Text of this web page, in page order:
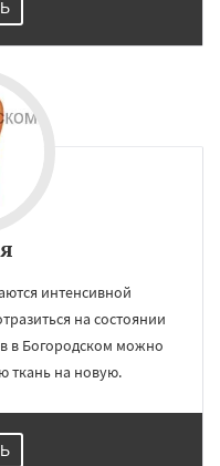
интенсивной
на состоянии
в Богородском можно
ткань на новую.